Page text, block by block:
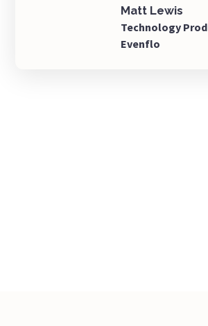
Matt Lewis
Technology
Evenflo